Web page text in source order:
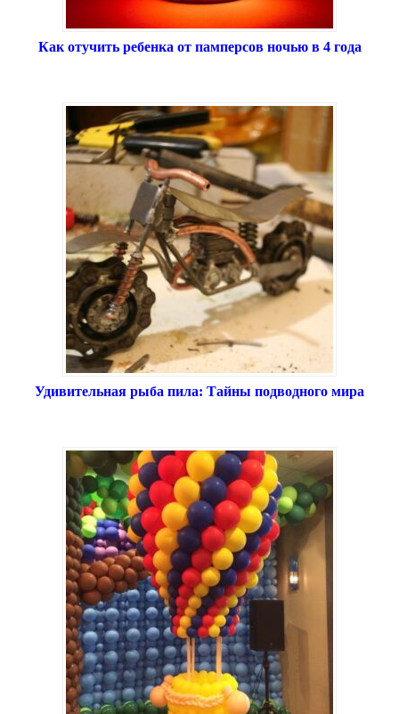
Как отучить ребенка от памперсов ночью в 4 года
Удивительная рыба пила: Тайны подводного мира